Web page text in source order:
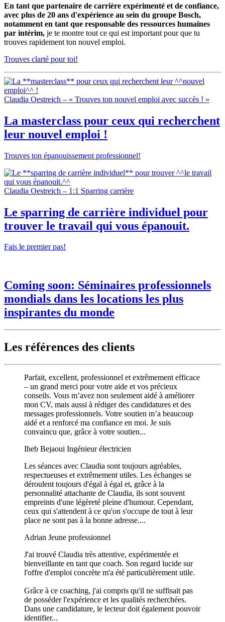
En tant que partenaire de carrière expérimenté et de confiance,
avec plus de 20 ans d'expérience au sein du groupe Bosch,
notamment en tant que responsable des ressources humaines
par intérim, je te montre tout ce qui est important pour que tu
trouves rapidement ton nouvel emploi.
Trouves clarté pour toi!
Claudia Oestreich – « Trouves ton nouvel emploi avec succès ! »
La masterclass pour ceux qui recherchent
leur nouvel emploi !
Trouves ton épanouissement professionnel!
Claudia Oestreich – 1:1 Sparring carrière
Le sparring de carrière individuel pour
trouver le travail qui vous épanouit.
Fais le premier pas!
Coming soon: Séminaires professionnels
mondials dans les locations les plus
inspirantes du monde
Les références des clients
Parfait, excellent, professionnel et extrêmement efficace
– un grand merci pour votre aide et vos précieux
conseils. Vous m’avez non seulement aidé à améliorer
mon CV, mais aussi à rédiger des candidatures et des
messages professionnels. Votre soutien m’a beaucoup
aidé et a renforcé ma confiance en moi. Je suis
convaincu que, grâce à votre soutien...
Iheb Bejaoui Ingénieur électricien
Les séances avec Claudia sont toujours agréables,
respectueuses et extrêmement utiles. Les échanges se
déroulent toujours d'égal à égal et, grâce à la
personnalité attachante de Claudia, ils sont souvent
empreints d'une légèreté pleine d'humour. Cependant,
ceux qui s'attendent à ce qu'on s'occupe de tout à leur
place ne sont pas à la bonne adresse....
Adrian Jeune professionnel
J'ai trouvé Claudia très attentive, expérimentée et
bienveillante en tant que coach. Son regard lucide sur
l'offre d'emploi concrète m'a été particulièrement utile.
Grâce à ce coaching, j'ai compris qu'il ne suffisait pas
de posséder l'expérience et les qualités recherchées.
Dans une candidature, le lecteur doit également pouvoir
identifier...